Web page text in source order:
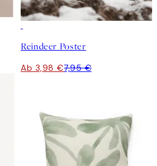
Reindeer Poster
Ab 3,98 €7,95 €